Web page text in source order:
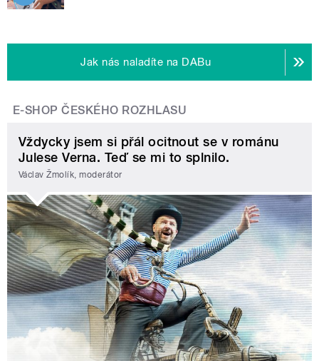
Jak nás naladíte na DABu
E-SHOP ČESKÉHO ROZHLASU
Vždycky jsem si přál ocitnout se v románu
Julese Verna. Teď se mi to splnilo.
Václav Žmolík, moderátor